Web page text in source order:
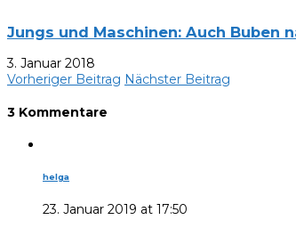
Jungs und Maschinen: Auch Buben
3. Januar 2018
Vorheriger Beitrag Nächster Beitrag
3 Kommentare
helga
23. Januar 2019 at 17:50